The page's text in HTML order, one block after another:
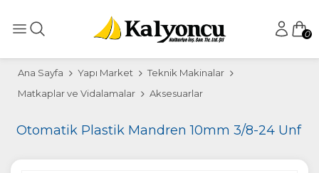
0
Ana Sayfa Yapı Market
Teknik Makinalar
Matkaplar ve Vidalamalar
Aksesuarlar
Otomatik Plastik Mandren 10mm 3/8-24 Unf